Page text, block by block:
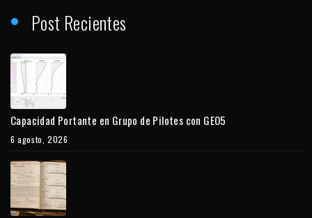
Post Recientes
Capacidad Portante en Grupo de Pilotes con GEO5
6 agosto, 2026